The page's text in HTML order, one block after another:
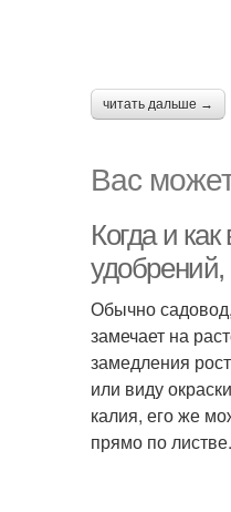
читать дальше →
Вас
Когда и
Обычно
замечает на
замедления
или виду
калия, его же
прямо по листве.